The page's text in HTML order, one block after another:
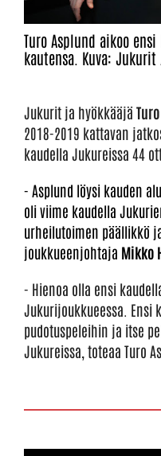
Turo Asplund aikoo
kautensa. Kuva:
Jukurit ja hyökkääjä
2018-2019 kattavan
kaudella Jukureissa 44
- Asplund löysi kauden
oli viime kaudella
urheilutoimen päällikkö
joukkueenjohtaja Mikko
- Hienoa olla ensi
Jukurijoukkueessa. Ensi
pudotuspeleihin ja itse
Jukureissa, toteaa Turo